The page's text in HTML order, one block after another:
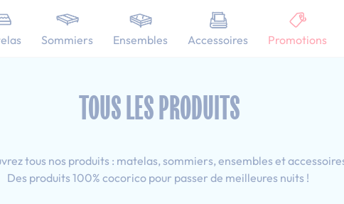
Sommiers Ensembles Accessoires Promotions
cm Sommier kit
TOUS LES PRODUITS
tous nos produits : matelas, sommiers, ensembles et
Des produits 100% cocorico pour passer de meilleures nuits !